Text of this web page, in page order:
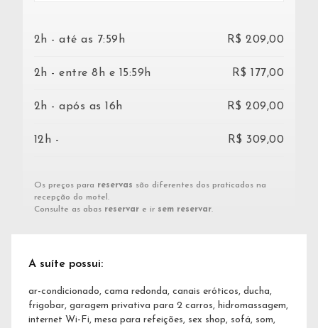
2h - até as 7:59h R$ 209,00
2h - entre 8h e 15:59h R$ 177,00
2h - após as 16h R$ 209,00
12h - R$ 309,00
Os preços para reservas são diferentes dos praticados na
recepção do motel.
Consulte as abas reservar e ir sem reservar.
A suíte possui:
ar-condicionado, cama redonda, canais eróticos, ducha,
frigobar, garagem privativa para 2 carros, hidromassagem,
internet Wi-Fi, mesa para refeições, sex shop, sofá, som,